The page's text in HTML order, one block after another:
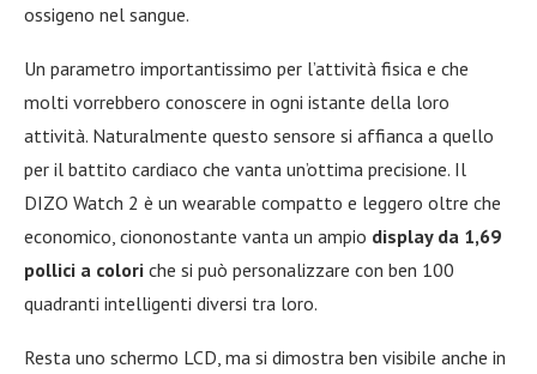
ossigeno nel sangue.
Un parametro importantissimo per l’attività fisica e che
molti vorrebbero conoscere in ogni istante della loro
attività. Naturalmente questo sensore si affianca a quello
per il battito cardiaco che vanta un’ottima precisione. Il
DIZO Watch 2 è un wearable compatto e leggero oltre che
economico, ciononostante vanta un ampio display da 1,69
pollici a colori che si può personalizzare con ben 100
quadranti intelligenti diversi tra loro.
Resta uno schermo LCD, ma si dimostra ben visibile anche in